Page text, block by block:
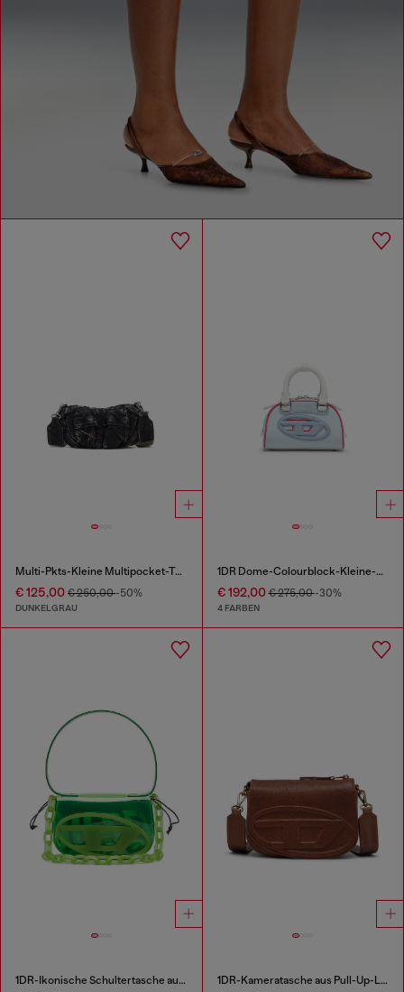
Multi-Pkts-Kleine Multipocket-Tasche aus gewaschenem Denim
€ 125,00 € 250,00-50%
DUNKELGRAU
1DR Dome-Colourblock-Kleine-Bowling-Tasche
€ 192,00€ 275,00-30%
4 FARBEN
1DR-Ikonische Schultertasche aus transparentem TPU 1DR-Kameratasche aus Pull-Up-Leder